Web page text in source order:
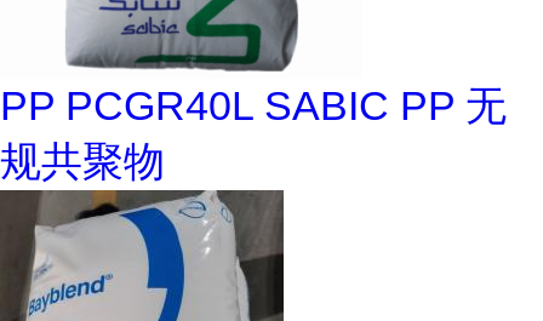
PP PCGR40L SABIC PP 无
规共聚物